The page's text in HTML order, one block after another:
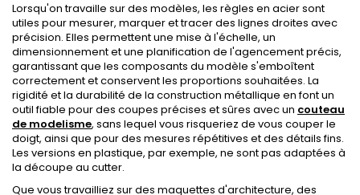
Lorsqu'on travaille sur des modèles, les règles en acier sont
utiles pour mesurer, marquer et tracer des lignes droites avec
précision. Elles permettent une mise à l'échelle, un
dimensionnement et une planification de l'agencement précis,
garantissant que les composants du modèle s'emboîtent
correctement et conservent les proportions souhaitées. La
rigidité et la durabilité de la construction métallique en font un
outil fiable pour des coupes précises et sûres avec un couteau
de modelisme, sans lequel vous risqueriez de vous couper le
doigt, ainsi que pour des mesures répétitives et des détails fins.
Les versions en plastique, par exemple, ne sont pas adaptées à
la découpe au cutter.
Que vous travailliez sur des maquettes d'architecture, des